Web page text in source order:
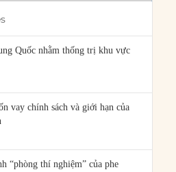
Quốc nhằm thống trị khu vực
vay chính sách và giới hạn của
“phòng thí nghiệm” của phe